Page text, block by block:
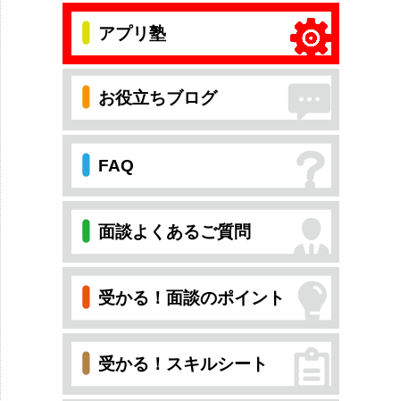
アプリ塾
お役立ちブログ
FAQ
面談よくあるご質問
受かる！面談のポイント
受かる！スキルシート